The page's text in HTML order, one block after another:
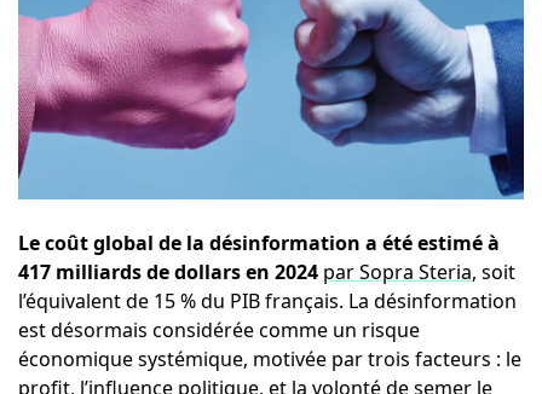
Le coût global de la désinformation a été estimé à
417 milliards de dollars en 2024 par Sopra Steria, soit
l’équivalent de 15 % du PIB français. La désinformation
est désormais considérée comme un risque
économique systémique, motivée par trois facteurs : le
profit, l’influence politique, et la volonté de semer le